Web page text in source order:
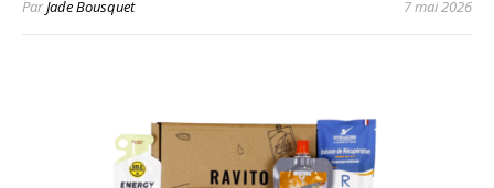
ParJade Bousquet 7 mai 2026